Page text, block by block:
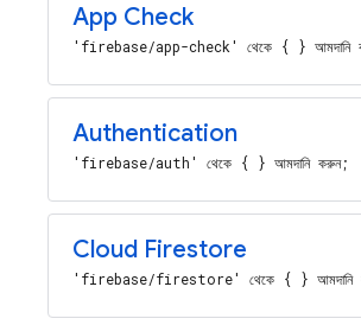
App Check
'firebase/app-check' থেকে { } আমদানি
Authentication
'firebase/auth' থেকে { } আমদানি করুন;
Cloud Firestore
'firebase/firestore' থেকে { } আমদানি